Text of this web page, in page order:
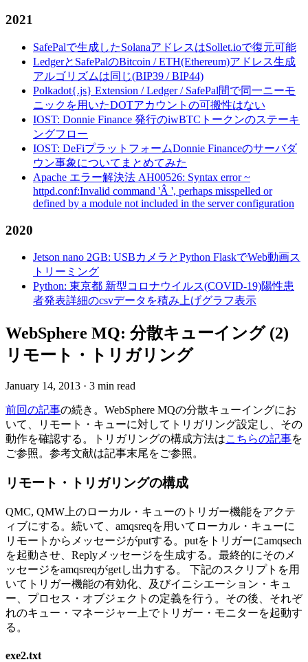
2021
SafePalで生成したSolanaアドレスはSollet.ioで復元可能
LedgerとSafePalのBitcoin / ETH(Ethereum)アドレス生成
アルゴリズムは同じ(BIP39 / BIP44)
Polkadot{.js} Extension / Ledger / SafePal間で同一ニーモ
ニックを用いたDOTアカウントの可搬性はない
IOST: Donnie Finance 発行のiwBTCトークンのステーキ
ングフロー
IOST: DeFiプラットフォームDonnie Financeのサーバダ
ウン事象についてまとめてみた
Apache エラー解決法 AH00526: Syntax error ~
httpd.conf:Invalid command 'Â ', perhaps misspelled or
defined by a module not included in the server configuration
2020
Jetson nano 2GB: USBカメラとPython FlaskでWeb動画ス
トリーミング
Python: 東京都 新型コロナウイルス(COVID-19)陽性患
者発表詳細のcsvデータを積み上げグラフ表示
WebSphere MQ: 分散キューイング (2)
リモート・トリガリング
January 14, 2013 · 3 min read
前回の記事の続き。WebSphere MQの分散キューイングにお
いて、リモート・キューに対してトリガリング設定し、その
動作を確認する。トリガリングの構成方法はこちらの記事を
ご参照。参考文献は記事末尾をご参照。
リモート・トリガリングの構成
QMC, QMW上のローカル・キューのトリガー機能をアクテ
ィブにする。続いて、amqsreqを用いてローカル・キューに
リモートからメッセージがputする。putをトリガーにamqsech
を起動させ、Replyメッセージを生成する。最終的にそのメ
ッセージをamqsreqがgetし出力する。 下記のスクリプトを用
いてトリガー機能の有効化、及びイニシエーション・キュ
ー、プロセス・オブジェクトの定義を行う。その後、それぞ
れのキュー・マネージャー上でトリガー・モニターを起動す
る。
exe2.txt